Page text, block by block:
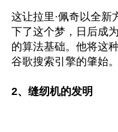
这让拉里·佩奇以全新
下了这个梦，日后成
的算法基础。他将这
谷歌搜索引擎的肇始。
2、缝纫机的发明